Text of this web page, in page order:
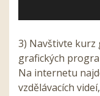
3) Navštivte kurz
grafických
Na internetu
vzdělávacích